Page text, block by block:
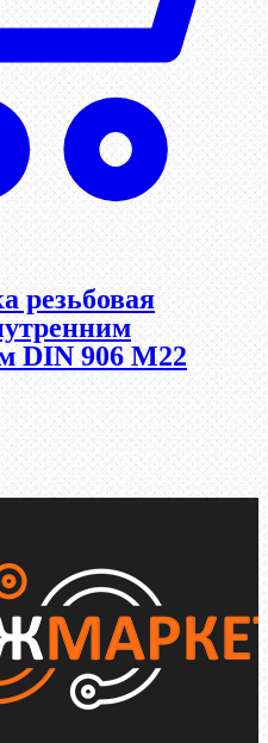
резьбовая
DIN 906 М22